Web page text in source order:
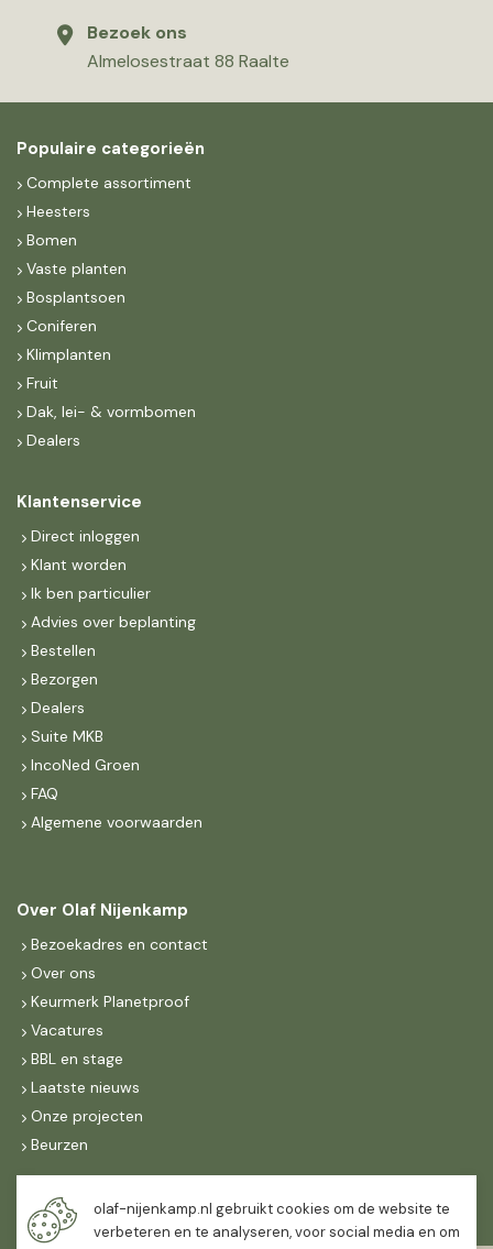
Bezoek ons
Almelosestraat 88 Raalte
Populaire categorieën
Complete assortiment
Heesters
Bomen
Vaste planten
Bosplantsoen
Coniferen
Klimplanten
Fruit
Dak, lei- & vormbomen
Dealers
Klantenservice
Direct inloggen
Klant worden
Ik ben particulier
Advies over beplanting
Bestellen
Bezorgen
Dealers
Suite MKB
IncoNed Groen
FAQ
Algemene voorwaarden
Over Olaf Nijenkamp
Bezoekadres en contact
Over ons
Keurmerk Planetproof
Vacatures
BBL en stage
Laatste nieuws
Onze projecten
Beurzen
Maandag t/m vrijdag
07:30- 16:30
olaf-nijenkamp.nl gebruikt cookies om de website te
verbeteren en te analyseren, voor social media en om